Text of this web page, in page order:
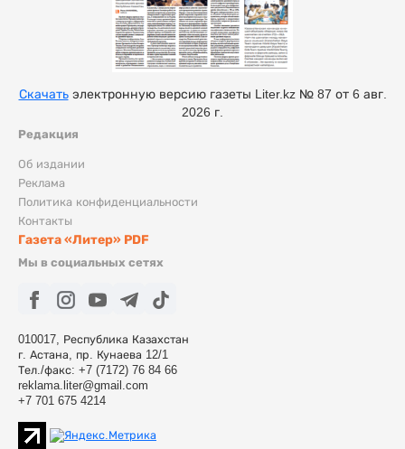
Редакция
Об издании
Реклама
Политика конфиденциальности
Контакты
Газета «Литер» PDF
Мы в социальных сетях
010017, Республика Казахстан
г. Астана, пр. Кунаева 12/1
Тел./факс: +7 (7172) 76 84 66
reklama.liter@gmail.com
+7 701 675 4214
Скачатьэлектронную версию газеты Liter.kz № 87 от 6 авг.
2026 г.